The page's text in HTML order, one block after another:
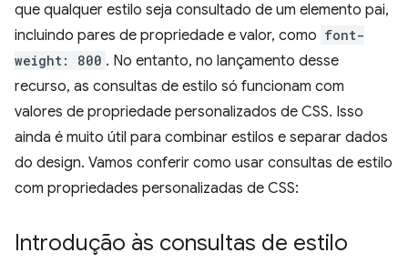
que qualquer estilo seja consultado de um elemento pai,
incluindo pares de propriedade e valor, como font-
weight: 800 . No entanto, no lançamento desse
recurso, as consultas de estilo só funcionam com
valores de propriedade personalizados de CSS. Isso
ainda é muito útil para combinar estilos e separar dados
do design. Vamos conferir como usar consultas de estilo
com propriedades personalizadas de CSS:
Introdução às consultas de estilo